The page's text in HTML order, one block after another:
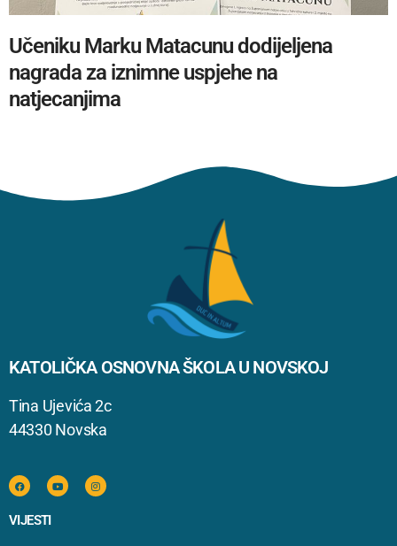
Učeniku Marku Matacunu dodijeljena
nagrada za iznimne uspjehe na
natjecanjima
KATOLIČKA OSNOVNA ŠKOLA U NOVSKOJ
Tina Ujevića 2c
44330 Novska
VIJESTI